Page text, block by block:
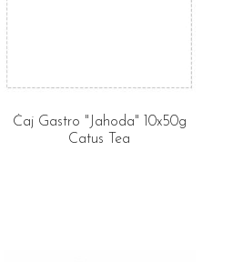
Čaj Gastro "Jahoda" 10x50g
Catus Tea